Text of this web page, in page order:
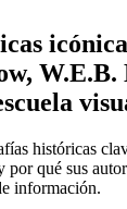
W.E.B.
históricas
qué sus
información.